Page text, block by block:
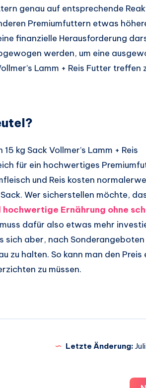
genau auf entsprechende
Premiumfuttern etwas
finanzielle Herausforderung
werden, um eine
Lamm + Reis Futter treffen
kg Sack Vollmer’s Lamm + Reis
für ein hochwertiges
und Reis kosten
Wer sicherstellen möchte,
hochwertige Ernährung ohne
dafür also etwas mehr
sich aber, nach
zu halten. So kann man den Preis
zu müssen.
Letzte Änderung: